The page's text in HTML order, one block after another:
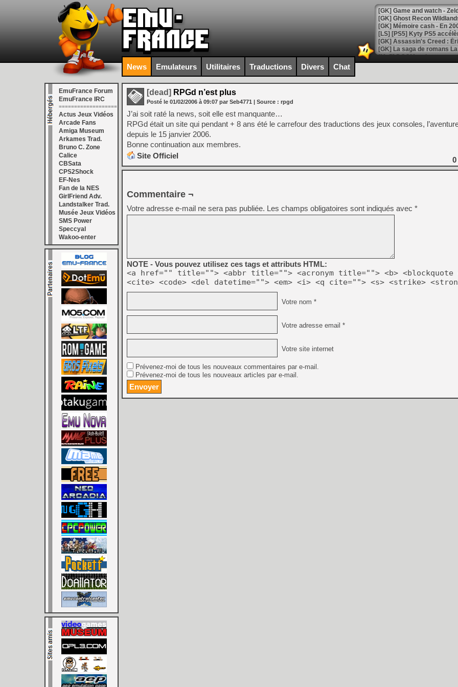
[Mo5] DOOM arrive en
[GK] Bethesda fête les 30
[GK] Roblox : l'action en
[GK] Agenda - GeForce
[LS] [PS5] ps5-y2jb-
[GK] Pourquoi Marvel
[GK] Test : Restory : Chill
[GK] GTA 6 : Rockstar
[GK] Hot Wheels Infinite
[GK] Mémoire cash -
[GK] Résultats Nintendo :
[GK] Déjà des
[Mo5] Brickboy cherche à
[GK] Minecraft et ses «
[GK] Beast of
[GK] Ubisoft : fin de partie
[GK] Mémoire cash -
[GK] Dan Houser (GTA)
[GK] Comment EA Sports
[GK] Crimson Moon : un
[GK] Isle of Reveries : le
[GK] Moonlighter 2 : The
[GK] Capcom relance
[Mo5] Deux inédits du
[GK] Le beat'em up The
[GK] Endless Legend 2 :
[LS] [PS5] Premiers
News Emulateurs Utilitaires Traductions Divers Chat
EmuFrance Forum
EmuFrance IRC
===================
Actus Jeux Vidéos
Arcade Fans
Amiga Museum
Arkames Trad.
Bruno C. Zone
Calice
CBSata
CPS2Shock
EF-Nes
Fan de la NES
GirlFriend Adv.
Landstalker Trad.
Musée Jeux Vidéos
SMS Power
Speccyal
Wakoo-enter
[dead] RPGd n’est plus
Posté le 01/02/2006 à 09:07 par Seb4771 | Source : rpgd
J’ai soit raté la news, soit elle est manquante…
RPGd était un site qui pendant + 8 ans été le carrefour des traductions des jeux consoles,
depuis le 15 janvier 2006.
Bonne continuation aux membres.
Site Officiel
0
Commentaire ¬
Votre adresse e-mail ne sera pas publiée. Les champs obligatoires sont indiqués avec *
NOTE - Vous pouvez utilisez ces tags et attributs HTML:
<a href="" title=""> <abbr title=""> <acronym title=""> <b> <blockquote
<cite> <code> <del datetime=""> <em> <i> <q cite=""> <s> <strike>
Votre nom *
Votre adresse email *
Votre site internet
Prévenez-moi de tous les nouveaux commentaires par e-mail.
Prévenez-moi de tous les nouveaux articles par e-mail.